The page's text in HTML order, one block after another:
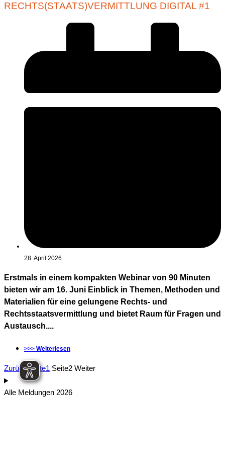
RECHTS(STAATS)VERMITTLUNG DIGITAL #1
28. April 2026
Erstmals in einem kompakten Webinar von 90 Minuten
bieten wir am 16. Juni Einblick in Themen, Methoden und
Materialien für eine gelungene Rechts- und
Rechtsstaatsvermittlung und bietet Raum für Fragen und
Austausch....
>>> Weiterlesen
Zurück Seite1 Seite2 Weiter
Alle Meldungen 2026